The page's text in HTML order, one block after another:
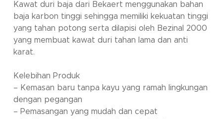
Kawat duri baja dari Bekaert menggunakan bahan
baja karbon tinggi sehingga memiliki kekuatan tinggi
yang tahan potong serta dilapisi oleh Bezinal 2000
yang membuat kawat duri tahan lama dan anti
karat.
Kelebihan Produk
– Kemasan baru tanpa kayu yang ramah lingkungan
dengan pegangan
– Pemasangan yang mudah dan cepat